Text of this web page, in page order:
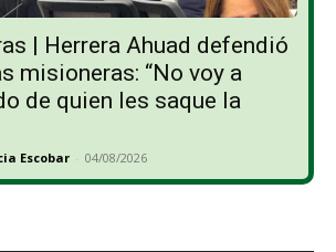
| Herrera Ahuad defendió
misioneras: “No voy a
de quien les saque la
Escobar - 04/08/2026